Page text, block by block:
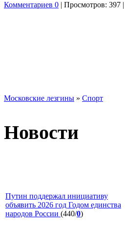
Комментариев 0 | Просмотров: 397 |
Московские лезгины » Спорт
Новости
Путин поддержал инициативу
объявить 2026 год Годом единства
народов России (440/0)